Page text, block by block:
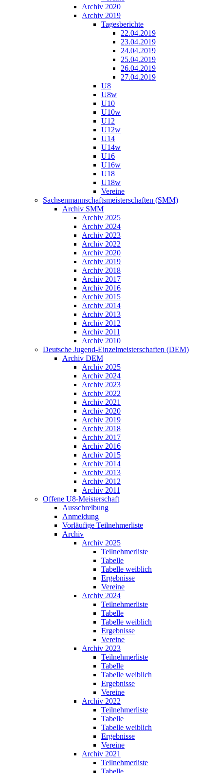
Archiv 2020
Archiv 2019
Tagesberichte
22.04.2019
23.04.2019
24.04.2019
25.04.2019
26.04.2019
27.04.2019
U8
U8w
U10
U10w
U12
U12w
U14
U14w
U16
U16w
U18
U18w
Vereine
Sachsenmannschaftsmeisterschaften (SMM)
Archiv SMM
Archiv 2025
Archiv 2024
Archiv 2023
Archiv 2022
Archiv 2020
Archiv 2019
Archiv 2018
Archiv 2017
Archiv 2016
Archiv 2015
Archiv 2014
Archiv 2013
Archiv 2012
Archiv 2011
Archiv 2010
Deutsche Jugend-Einzelmeisterschaften (DEM)
Archiv DEM
Archiv 2025
Archiv 2024
Archiv 2023
Archiv 2022
Archiv 2021
Archiv 2020
Archiv 2019
Archiv 2018
Archiv 2017
Archiv 2016
Archiv 2015
Archiv 2014
Archiv 2013
Archiv 2012
Archiv 2011
Offene U8-Meisterschaft
Ausschreibung
Anmeldung
Vorläufige Teilnehmerliste
Archiv
Archiv 2025
Teilnehmerliste
Tabelle
Tabelle weiblich
Ergebnisse
Vereine
Archiv 2024
Teilnehmerliste
Tabelle
Tabelle weiblich
Ergebnisse
Vereine
Archiv 2023
Teilnehmerliste
Tabelle
Tabelle weiblich
Ergebnisse
Vereine
Archiv 2022
Teilnehmerliste
Tabelle
Tabelle weiblich
Ergebnisse
Vereine
Archiv 2021
Teilnehmerliste
Tabelle